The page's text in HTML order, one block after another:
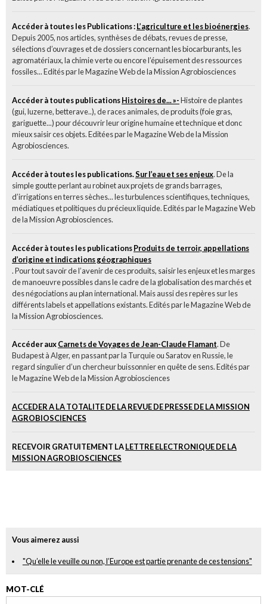
Accéder à toutes les Publications :L’agriculture et les bioénergies.
Depuis 2005, nos articles, synthèses de débats, revues de presse,
sélections d’ouvrages et de dossiers concernant les biocarburants, les
agromatériaux, la chimie verte ou encore l’épuisement des ressources
fossiles... Edités par le Magazine Web de la Mission Agrobiosciences
Accéder à toutes publicationsHistoires de... »-Histoire de plantes
(gui, luzerne, betterave..), de races animales, de produits (foie gras,
gariguette...) pour découvrir leur origine humaine et technique et donc
mieux saisir ces objets. Editées par le Magazine Web de la Mission
Agrobiosciences.
Accéder à toutes les publications.Sur l’eau et ses enjeux. De la
simple goutte perlant au robinet aux projets de grands barrages,
d’irrigations en terres sèches... les turbulences scientifiques, techniques,
médiatiques et politiques du précieux liquide. Edités par le Magazine Web
de la Mission Agrobiosciences.
Accéder à toutes les publicationsProduits de terroir, appellations
d’origine et indications géographiques
. Pour tout savoir de l’avenir de ces produits, saisir les enjeux et les marges
de manoeuvre possibles dans le cadre de la globalisation des marchés et
des négociations au plan international. Mais aussi des repères sur les
différents labels et appellations existants. Edités par le Magazine Web de
la Mission Agrobiosciences.
Accéder auxCarnets de Voyages de Jean-Claude Flamant. De
Budapest à Alger, en passant par la Turquie ou Saratov en Russie, le
regard singulier d’un chercheur buissonnier en quête de sens. Edités par
le Magazine Web de la Mission Agrobiosciences
ACCEDER A LA TOTALITE DE LA REVUE DE PRESSE DE LA MISSION
AGROBIOSCIENCES
RECEVOIR GRATUITEMENT LALETTRE ELECTRONIQUE DE LA
MISSION AGROBIOSCIENCES
Vous aimerez aussi
"Qu’elle le veuille ou non, l’Europe est partie prenante de ces tensions"
MOT-CLÉ